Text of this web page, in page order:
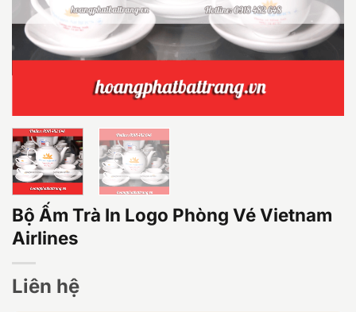
Bộ Ấm Trà In Logo Phòng Vé Vietnam
Airlines
Liên hệ